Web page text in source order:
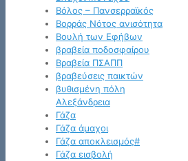
Βόλος – Πανσερραϊκός
Βορράς Νότος ανισότητα
Βουλή των Εφήβων
βραβεία ποδοσφαίρου
Βραβεία ΠΣΑΠΠ
βραβεύσεις παικτών
βυθισμένη πόλη
Αλεξάνδρεια
Γάζα
Γάζα άμαχοι
Γάζα αποκλεισμός#
Γάζα εισβολή